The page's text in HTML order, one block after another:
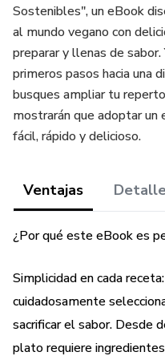
Sostenibles", un eBook
al mundo vegano con
preparar y llenas de
primeros pasos hacia una
busques ampliar tu
mostrarán que adoptar
fácil, rápido y delicioso.
Ventajas
¿Por qué este eBook es
Simplicidad en cada
cuidadosamente
sacrificar el sabor. Desde
plato requiere